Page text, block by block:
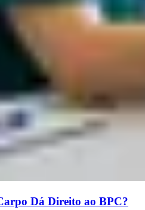
Dá Direito ao BPC?